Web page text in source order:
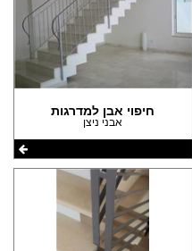
חיפוי אבן למדרגות
אבני ניצן